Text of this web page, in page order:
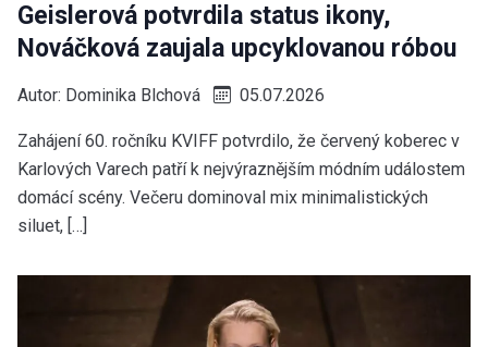
Geislerová potvrdila status ikony,
Nováčková zaujala upcyklovanou róbou
Autor: Dominika Blchová 05.07.2026
Zahájení 60. ročníku KVIFF potvrdilo, že červený koberec v
Karlových Varech patří k nejvýraznějším módním událostem
domácí scény. Večeru dominoval mix minimalistických
siluet, […]